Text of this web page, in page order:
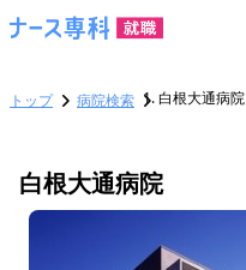
トップ 病院検索 白根大通病院
白根大通病院